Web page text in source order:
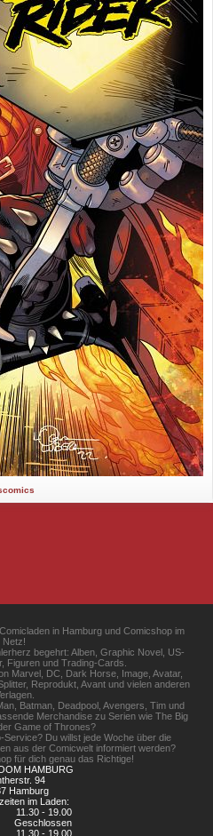
in Hamburg und Comicshop im
Netz!
begehrt: Alben, Graphic Novel, US-
Figuren und Trading-Cards.
Marvel, DC, Dark Horse, Image, Avatar,
Reprodukt, Avant und vielen anderen
Batman, Deadpool, Avengers, Tim und
Merchandise zu Serien wie The Big
Game of Thrones?
Du willst jede Woche über die
aus der Comicwelt informiert werden?
für dich genau das Richtige!
HAMBURG
94
Hamburg
im Laden:
11.30 - 19.00
Geschlossen
11.30 - 19.00